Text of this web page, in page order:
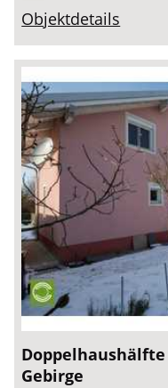
Objektdetails
Gebirge